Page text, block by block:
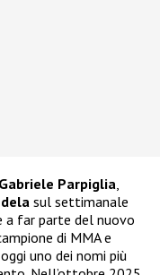
Gabriele Parpiglia
sul settimanale
a far parte del nuovo
di MMA e
uno dei nomi più